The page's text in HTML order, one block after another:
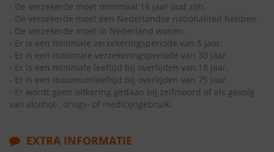
- De verzekerde moet minimaal 18 jaar oud zijn.
- De verzekerde moet een Nederlandse nationaliteit hebben.
- De verzekerde moet in Nederland wonen.
- Er is een minimale verzekeringsperiode van 5 jaar.
- Er is een maximale verzekeringsperiode van 30 jaar.
- Er is een minimale leeftijd bij overlijden van 18 jaar.
- Er is een maximumleeftijd bij overlijden van 75 jaar.
- Er wordt geen uitkering gedaan bij zelfmoord of als gevolg
van alcohol-, drugs- of medicijngebruik.
EXTRA INFORMATIE